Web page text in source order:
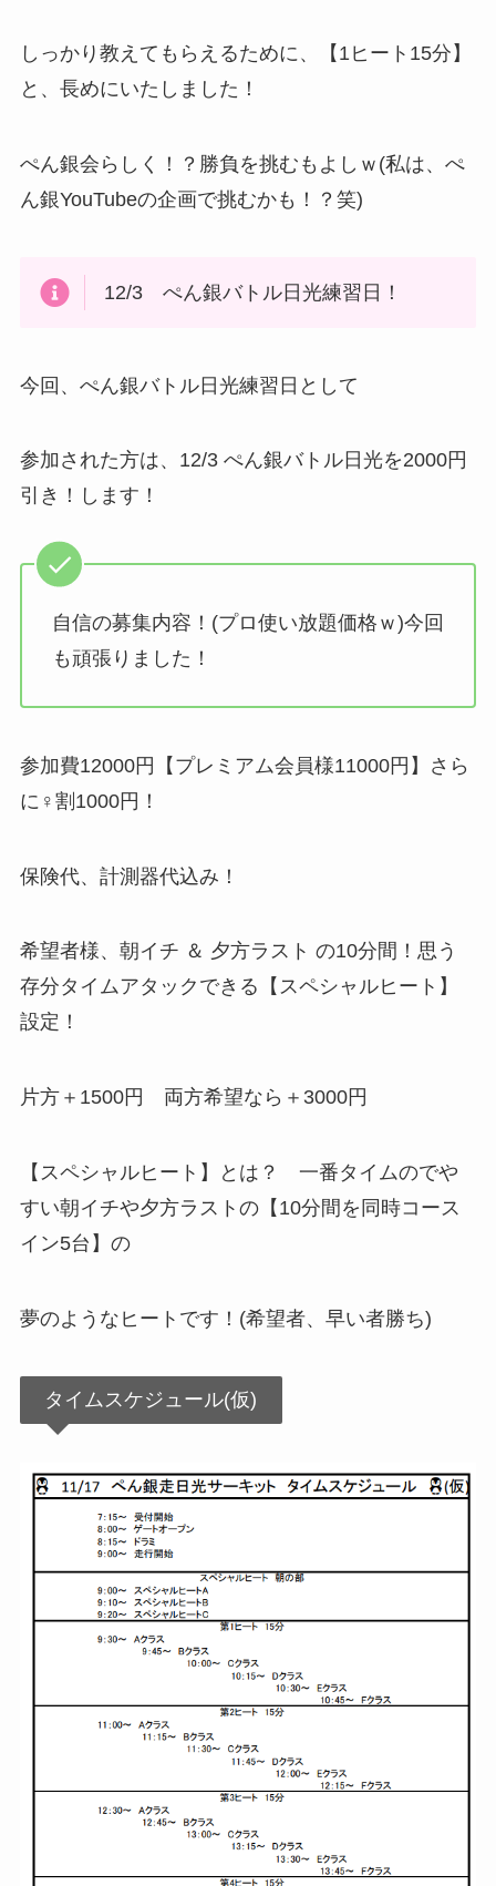
しっかり教えてもらえるために、【1ヒート15分】
と、長めにいたしました！
ぺん銀会らしく！？勝負を挑むもよしｗ(私は、ぺ
ん銀YouTubeの企画で挑むかも！？笑)
12/3 ぺん銀バトル日光練習日！
今回、ぺん銀バトル日光練習日として
参加された方は、12/3 ぺん銀バトル日光を2000円
引き！します！
自信の募集内容！(プロ使い放題価格ｗ)今回
も頑張りました！
参加費12000円【プレミアム会員様11000円】さら
に♀割1000円！
保険代、計測器代込み！
希望者様、朝イチ ＆ 夕方ラスト の10分間！思う
存分タイムアタックできる【スペシャルヒート】
設定！
片方＋1500円 両方希望なら＋3000円
【スペシャルヒート】とは？ 一番タイムのでや
すい朝イチや夕方ラストの【10分間を同時コース
イン5台】の
夢のようなヒートです！(希望者、早い者勝ち)
タイムスケジュール(仮)